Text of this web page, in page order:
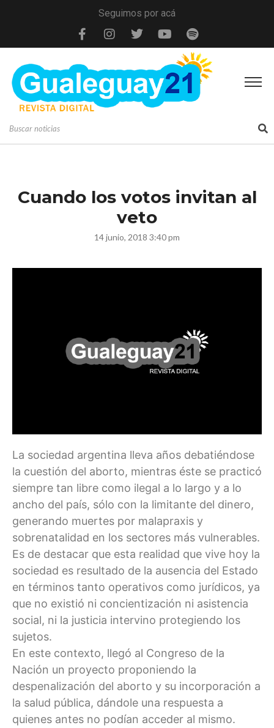
Seguimos por acá
Cuando los votos invitan al
veto
14 junio, 2018 3:40 pm
La sociedad argentina lleva años debatiéndose
la cuestión del aborto, mientras éste se practicó
siempre tan libre como ilegal a lo largo y a lo
ancho del país, sólo con la limitante del dinero,
generando muertes por malapraxis y
sobrenatalidad en los sectores más vulnerables.
Es de destacar que esta realidad que vive hoy la
sociedad es resultado de la ausencia del Estado
en términos tanto operativos como jurídicos, ya
que no existió ni concientización ni asistencia
social, ni la justicia intervino protegiendo los
sujetos.
En este contexto, llegó al Congreso de la
Nación un proyecto proponiendo la
despenalización del aborto y su incorporación a
la salud pública, dándole una respuesta a
quienes antes no podían acceder al mismo.